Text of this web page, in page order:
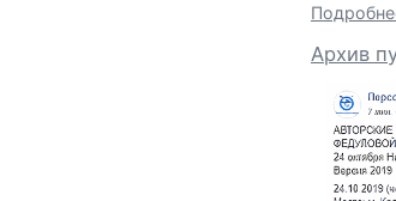
Архив